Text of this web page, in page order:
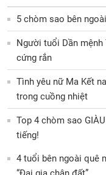
5 chòm sao bên
Người tuổi Dần mệnh
cứng rắn
Tình yêu nữ Ma Kết
trong cuồng nhiệt
Top 4 chòm sao
tiếng!
4 tuổi bên ngoài quê